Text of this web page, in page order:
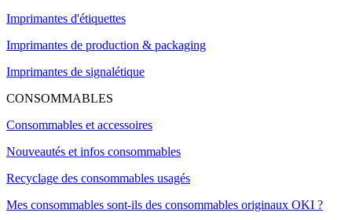
Imprimantes d'étiquettes
Imprimantes de production & packaging
Imprimantes de signalétique
CONSOMMABLES
Consommables et accessoires
Nouveautés et infos consommables
Recyclage des consommables usagés
Mes consommables sont-ils des consommables originaux OKI ?